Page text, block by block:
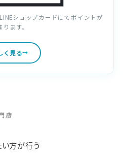
ショップカードにてポイントが
ります。
く見る
方が行う